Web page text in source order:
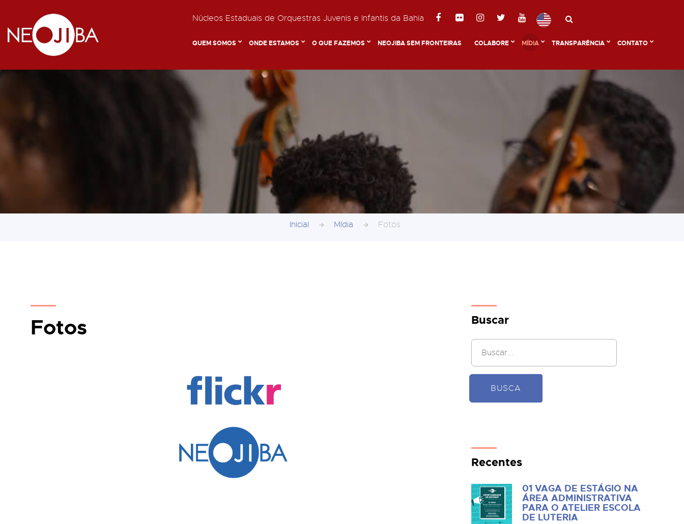
Núcleos Estaduais de Orquestras Juvenis e Infantis da Bahia
QUEM SOMOS ONDE ESTAMOS O QUE FAZEMOS NEOJIBA SEM FRONTEIRAS COLABORE MÍDIA TRANSPARÊNCIA CONTATO
Inicial Mídia Fotos
Fotos Buscar
BUSCA
Recentes
01 VAGA DE ESTÁGIO NA
ÁREA ADMINISTRATIVA
PARA O ATELIER ESCOLA
DE LUTERIA